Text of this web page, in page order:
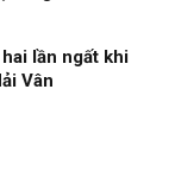
lần ngất khi
Vân